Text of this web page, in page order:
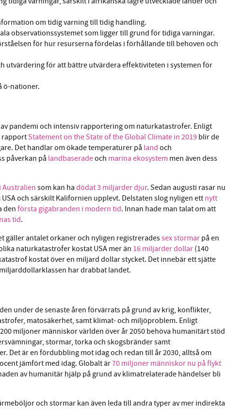
om tidig varning till tidig handling.
observationssystemet som ligger till grund för tidiga varningar.
för hur resurserna fördelas i förhållande till behoven och
utvärdering för att bättre utvärdera effektiviteten i systemen för
ö-nationer.
pandemi och intensiv rapportering om naturkatastrofer. Enligt
rapport Statement on the State of the Global Climate in 2019 blir de
Det handlar om ökade temperaturer på land och
påverkan på landbaseradeoch marina ekosystem men även dess
Australien som kan ha dödat 3 miljarder djur. Sedan augusti rasar nu
USA och särskilt Kalifornien upplevt. Delstaten slog nyligen ett nytt
denförsta gigabranden i modern tid. Innan hade man talat om att
tid.
gäller antalet orkaner och nyligen registreradessex stormar på en
naturkatastrofer kostat USA mer än 16 miljarder dollar (140
kostat över en miljard dollar stycket. Det innebär ett sjätte
har drabbat landet.
under de senaste åren förvärrats på grund av krig, konflikter,
matosäkerhet, samt klimat- och miljöproblem. Enligt
miljoner människor världen över år 2050 behöva humanitärt stöd
stormar, torka och skogsbränder samt
Det är en fördubbling mot idag och redan till år 2030, alltså om
jämfört med idag. Globalt är70 miljoner människor nu på flykt
av humanitär hjälp på grund av klimatrelaterade händelser bli
och stormar kan även leda till andra typer av mer indirekta